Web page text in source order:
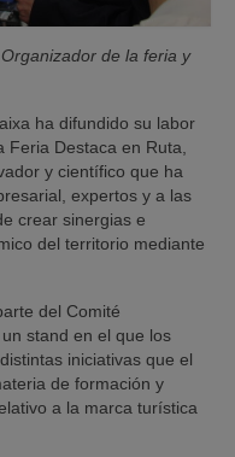
de la feria y
ha difundido su labor
Destaca en Ruta,
y científico que ha
expertos y a las
crear sinergias e
del territorio mediante
del Comité
stand en el que los
iniciativas que el
de formación y
a la marca turística